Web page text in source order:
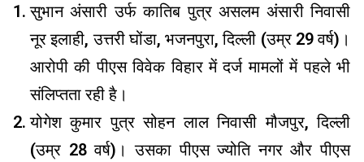
सुभान अंसारी उर्फ ​​कातिब पुत्र असलम अंसारी निवासी
नूर इलाही, उत्तरी घोंडा, भजनपुरा, दिल्ली (उम्र 29 वर्ष)।
आरोपी की पीएस विवेक विहार में दर्ज मामलों में पहले भी
संलिप्तता रही है।
योगेश कुमार पुत्र सोहन लाल निवासी मौजपुर, दिल्ली
(उम्र 28 वर्ष)। उसका पीएस ज्योति नगर और पीएस